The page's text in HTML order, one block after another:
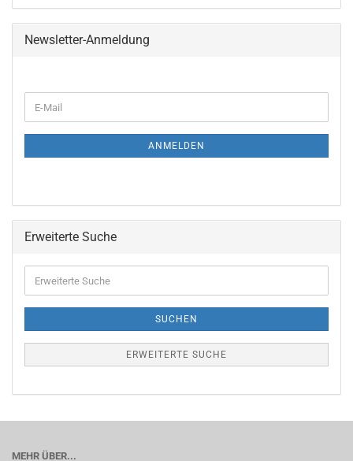
Newsletter-Anmeldung
ZUR
E-
Mail
ANMELDEN
Erweiterte Suche
Suche
SUCHEN
ERWEITERTE SUCHE
MEHR ÜBER...